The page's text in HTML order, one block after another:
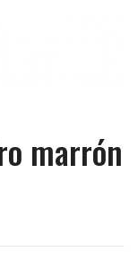
marrón